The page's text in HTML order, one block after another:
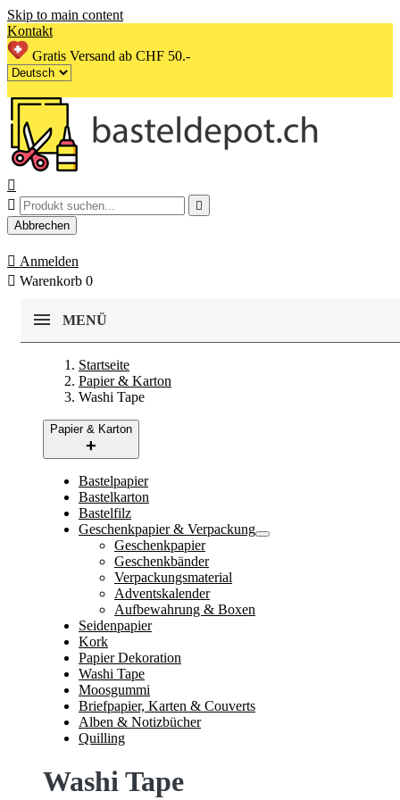
Skip to main content
Kontakt
Gratis Versand ab CHF 50.-



Abbrechen
 Anmelden
 Warenkorb 0
MENÜ
Startseite
Papier & Karton
Washi Tape
Papier & Karton
Bastelpapier
Bastelkarton
Bastelfilz
Geschenkpapier & Verpackung
Geschenkpapier
Geschenkbänder
Verpackungsmaterial
Adventskalender
Aufbewahrung & Boxen
Seidenpapier
Kork
Papier Dekoration
Washi Tape
Moosgummi
Briefpapier, Karten & Couverts
Alben & Notizbücher
Quilling
Washi Tape